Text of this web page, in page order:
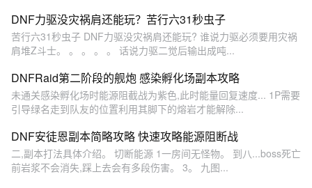
DNF力驱没灾祸肩还能玩？苦行六31秒虫子
苦行六31秒虫子 DNF力驱没灾祸肩还能玩? 谁说力驱必须要用灾祸
肩堆Z斗士。 。 。 。 。 话说力驱二觉后输出成吨...
DNFRaid第二阶段的舰炮 感染孵化场副本攻略
未通关感染孵化场时能源阻截战为紫色,此时能量回复速度... 1P需要
引导绿名走到队友的位置利用其脚下的熔岩才能解除...
DNF安徒恩副本简略攻略 快速攻略能源阻断战
二,副本打法具体介绍。 切断能源 1一房间无怪物。 到八...boss死亡
前岩浆不会消失,踩上去会有多段伤害。 3。 九图...